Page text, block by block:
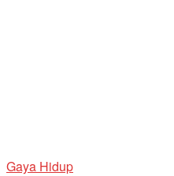
Gaya Hidup